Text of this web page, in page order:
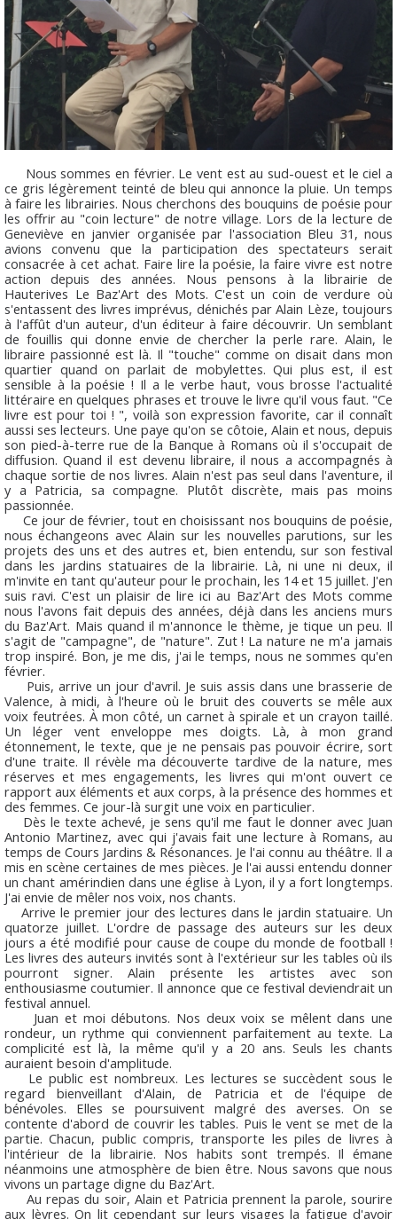
Nous sommes en février. Le vent est au sud-ouest et le ciel a
ce gris légèrement teinté de bleu qui annonce la pluie. Un temps
à faire les librairies. Nous cherchons des bouquins de poésie pour
les offrir au "coin lecture" de notre village. Lors de la lecture de
Geneviève en janvier organisée par l'association Bleu 31, nous
avions convenu que la participation des spectateurs serait
consacrée à cet achat. Faire lire la poésie, la faire vivre est notre
action depuis des années. Nous pensons à la librairie de
Hauterives Le Baz'Art des Mots. C'est un coin de verdure où
s'entassent des livres imprévus, dénichés par Alain Lèze, toujours
à l'affût d'un auteur, d'un éditeur à faire découvrir. Un semblant
de fouillis qui donne envie de chercher la perle rare. Alain, le
libraire passionné est là. Il "touche" comme on disait dans mon
quartier quand on parlait de mobylettes. Qui plus est, il est
sensible à la poésie ! Il a le verbe haut, vous brosse l'actualité
littéraire en quelques phrases et trouve le livre qu'il vous faut. "Ce
livre est pour toi ! ", voilà son expression favorite, car il connaît
aussi ses lecteurs. Une paye qu'on se côtoie, Alain et nous, depuis
son pied-à-terre rue de la Banque à Romans où il s'occupait de
diffusion. Quand il est devenu libraire, il nous a accompagnés à
chaque sortie de nos livres. Alain n'est pas seul dans l'aventure, il
y a Patricia, sa compagne. Plutôt discrète, mais pas moins
passionnée.
Ce jour de février, tout en choisissant nos bouquins de poésie,
nous échangeons avec Alain sur les nouvelles parutions, sur les
projets des uns et des autres et, bien entendu, sur son festival
dans les jardins statuaires de la librairie. Là, ni une ni deux, il
m'invite en tant qu'auteur pour le prochain, les 14 et 15 juillet. J'en
suis ravi. C'est un plaisir de lire ici au Baz'Art des Mots comme
nous l'avons fait depuis des années, déjà dans les anciens murs
du Baz'Art. Mais quand il m'annonce le thème, je tique un peu. Il
s'agit de "campagne", de "nature". Zut ! La nature ne m'a jamais
trop inspiré. Bon, je me dis, j'ai le temps, nous ne sommes qu'en
février.
Puis, arrive un jour d'avril. Je suis assis dans une brasserie de
Valence, à midi, à l'heure où le bruit des couverts se mêle aux
voix feutrées. À mon côté, un carnet à spirale et un crayon taillé.
Un léger vent enveloppe mes doigts. Là, à mon grand
étonnement, le texte, que je ne pensais pas pouvoir écrire, sort
d'une traite. Il révèle ma découverte tardive de la nature, mes
réserves et mes engagements, les livres qui m'ont ouvert ce
rapport aux éléments et aux corps, à la présence des hommes et
des femmes. Ce jour-là surgit une voix en particulier.
Dès le texte achevé, je sens qu'il me faut le donner avec Juan
Antonio Martinez, avec qui j'avais fait une lecture à Romans, au
temps de Cours Jardins & Résonances. Je l'ai connu au théâtre. Il a
mis en scène certaines de mes pièces. Je l'ai aussi entendu donner
un chant amérindien dans une église à Lyon, il y a fort longtemps.
J'ai envie de mêler nos voix, nos chants.
Arrive le premier jour des lectures dans le jardin statuaire. Un
quatorze juillet. L'ordre de passage des auteurs sur les deux
jours a été modifié pour cause de coupe du monde de football !
Les livres des auteurs invités sont à l'extérieur sur les tables où ils
pourront signer. Alain présente les artistes avec son
enthousiasme coutumier. Il annonce que ce festival deviendrait un
festival annuel.
Juan et moi débutons. Nos deux voix se mêlent dans une
rondeur, un rythme qui conviennent parfaitement au texte. La
complicité est là, la même qu'il y a 20 ans. Seuls les chants
auraient besoin d'amplitude.
Le public est nombreux. Les lectures se succèdent sous le
regard bienveillant d'Alain, de Patricia et de l'équipe de
bénévoles. Elles se poursuivent malgré des averses. On se
contente d'abord de couvrir les tables. Puis le vent se met de la
partie. Chacun, public compris, transporte les piles de livres à
l'intérieur de la librairie. Nos habits sont trempés. Il émane
néanmoins une atmosphère de bien être. Nous savons que nous
vivons un partage digne du Baz'Art.
Au repas du soir, Alain et Patricia prennent la parole, sourire
aux lèvres. On lit cependant sur leurs visages la fatigue d'avoir